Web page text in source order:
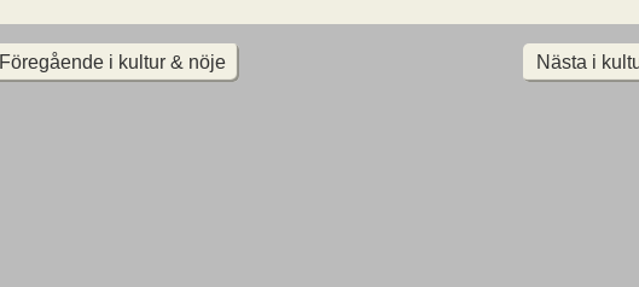
Föregående i kultur & nöje Nästa i